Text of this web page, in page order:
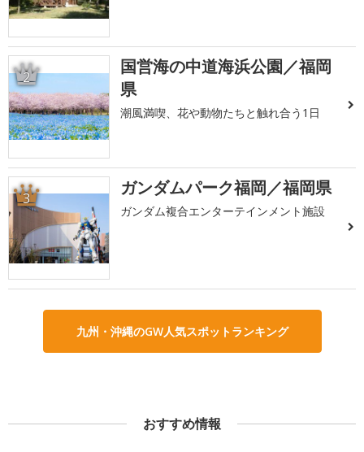
2
国営海の中道海浜公園／福岡
県
潮風満喫、花や動物たちと触れ合う1日
3 ガンダムパーク福岡／福岡県
ガンダム複合エンターテインメント施設
九州・沖縄のGW人気スポットランキング
おすすめ情報